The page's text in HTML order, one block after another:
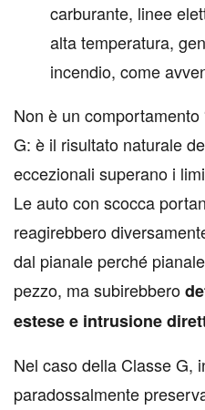
carburante, linee
alta temperatura,
incendio, come
Non è un comportamento
G: è il risultato naturale
eccezionali superano i
Le auto con scocca
reagirebbero
dal pianale perché
pezzo, ma subirebbero
estese e intrusione
Nel caso della Classe G,
paradossalmente